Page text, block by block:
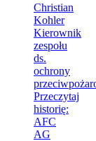
Christian
Kohler
Kierownik
zespołu
ds.
ochrony
Przeczytaj
historię:
AFC
AG